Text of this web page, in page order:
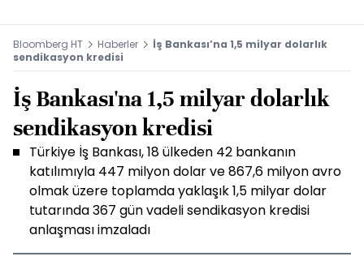
Bloomberg HT Haberler
İş Bankası’na 1,5 milyar dolarlık
sendikasyon kredisi
İş Bankası'na 1,5 milyar dolarlık
sendikasyon kredisi
Türkiye İş Bankası, 18 ülkeden 42 bankanın
katılımıyla 447 milyon dolar ve 867,6 milyon avro
olmak üzere toplamda yaklaşık 1,5 milyar dolar
tutarında 367 gün vadeli sendikasyon kredisi
anlaşması imzaladı